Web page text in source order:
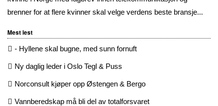
brenner for at flere kvinner skal velge verdens beste bransje...
Mest lest
- Hyllene skal bugne, med sunn fornuft
Ny daglig leder i Oslo Tegl & Puss
Norconsult kjøper opp Østengen & Bergo
Vannberedskap må bli del av totalforsvaret